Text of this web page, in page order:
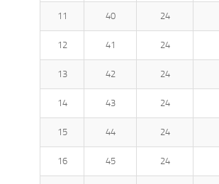
11 40 24
12 41 24
13 42 24
14 43 24
15 44 24
16 45 24